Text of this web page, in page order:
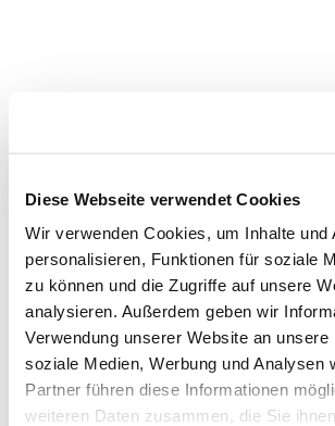
Diese Webseite verwendet Cookies
Wir verwenden Cookies, um Inhalte und
personalisieren, Funktionen für soziale
zu können und die Zugriffe auf unsere
analysieren. Außerdem geben wir
Verwendung unserer Website an unsere
soziale Medien, Werbung und Analysen
Partner führen diese Informationen
weiteren Daten zusammen, die Sie
Dies könnte Sie
interessieren